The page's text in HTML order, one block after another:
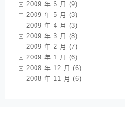
2009 年 6 月 (9)
2009 年 5 月 (3)
2009 年 4 月 (3)
2009 年 3 月 (8)
2009 年 2 月 (7)
2009 年 1 月 (6)
2008 年 12 月 (6)
2008 年 11 月 (6)